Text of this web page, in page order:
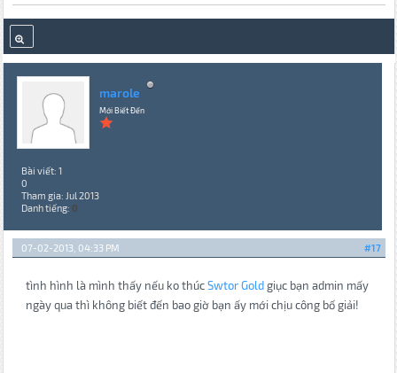
marole
Mới Biết Đến
Bài viết: 1
0
Tham gia: Jul 2013
Danh tiếng: 0
#17
07-02-2013, 04:33 PM
tình hình là mình thấy nếu ko thúcSwtor Goldgiục bạn admin mấy
ngày qua thì không biết đến bao giờ bạn ấy mới chịu công bố giải!